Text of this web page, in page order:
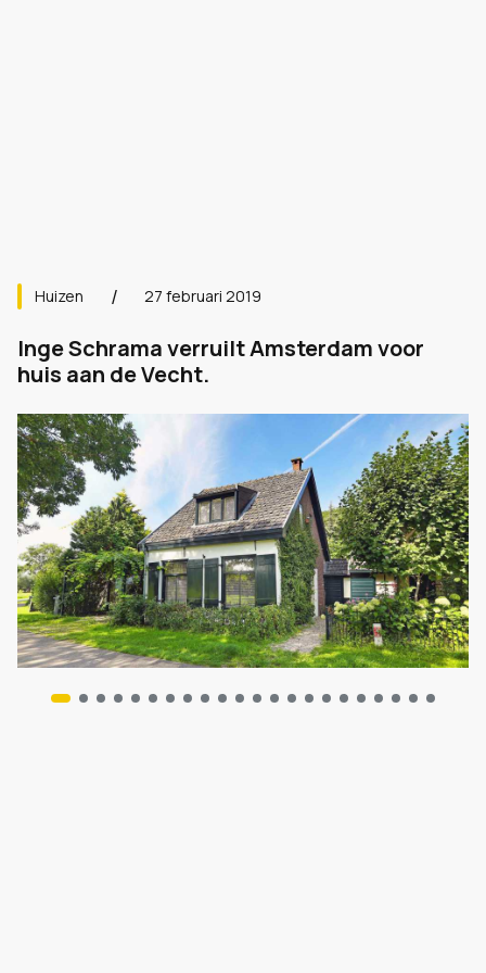
Huizen 27 februari 2019
Inge Schrama verruilt Amsterdam voor
huis aan de Vecht.